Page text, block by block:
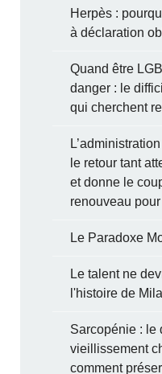
Herpès :
à déclaration
Quand être
danger : le
qui cherchent
le retour tant
et donne le
renouveau
Le Paradoxe
Le talent ne
l'histoire de
Sarcopénie : le
vieillissement
comment